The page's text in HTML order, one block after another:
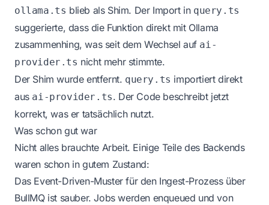
ollama.ts blieb als Shim. Der Import in query.ts
suggerierte, dass die Funktion direkt mit Ollama
zusammenhing, was seit dem Wechsel auf ai-
provider.ts nicht mehr stimmte.
Der Shim wurde entfernt. query.ts importiert direkt
aus ai-provider.ts. Der Code beschreibt jetzt
korrekt, was er tatsächlich nutzt.
Was schon gut war
Nicht alles brauchte Arbeit. Einige Teile des Backends
waren schon in gutem Zustand:
Das Event-Driven-Muster für den Ingest-Prozess über
BullMQ ist sauber. Jobs werden enqueued und von